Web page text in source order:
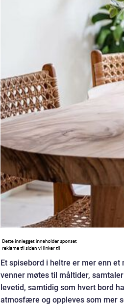
Et spisebord i heltre er mer enn
venner møtes til måltider,
levetid, samtidig som hvert bord
atmosfære og oppleves som mer